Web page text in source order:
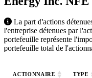
La part d'actions
l'entreprise détenues par
portefeuille représente
portefeuille total de
ACTIONNAIRE TYPE